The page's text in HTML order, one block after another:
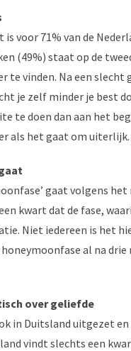
is voor 71% van de
(49%) staat op de
te vinden. Na een slecht
je zelf minder je best
te doen dan aan het
als het gaat om uiterlijk.
gaat volgens
kwart dat de fase,
Niet iedereen is het
al na
over geliefde
in Duitsland uitgezet
vindt slechts een